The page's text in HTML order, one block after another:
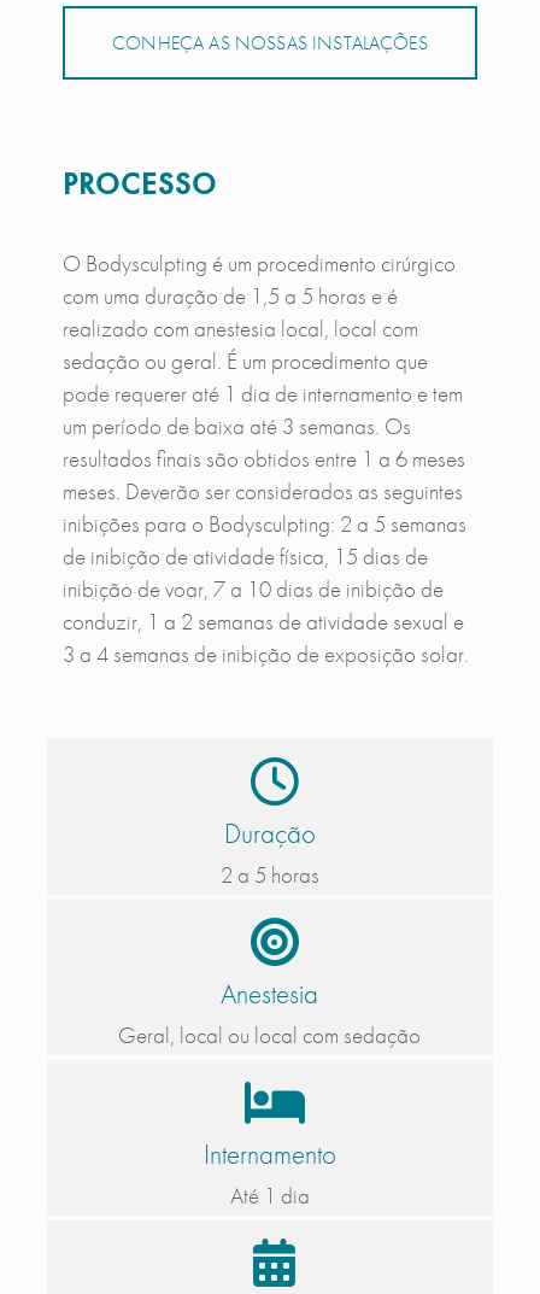
CONHEÇA AS NOSSAS INSTALAÇÕES
PROCESSO
O Bodysculpting é um procedimento cirúrgico
com uma duração de 1,5 a 5 horas e é
realizado com anestesia local, local com
sedação ou geral. É um procedimento que
pode requerer até 1 dia de internamento e tem
um período de baixa até 3 semanas. Os
resultados finais são obtidos entre 1 a 6 meses
meses. Deverão ser considerados as seguintes
inibições para o Bodysculpting: 2 a 5 semanas
de inibição de atividade física, 15 dias de
inibição de voar, 7 a 10 dias de inibição de
conduzir, 1 a 2 semanas de atividade sexual e
3 a 4 semanas de inibição de exposição solar.
Duração
2 a 5 horas
Anestesia
Geral, local ou local com sedação
Internamento
Até 1 dia